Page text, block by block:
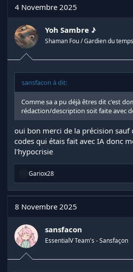
4 Novembre 2025
Yoh Sambre ♪
Shaman Fou / Gardien du
sansfacon à dit:
Comme sa a pu déjà êtres dit c'est
rédaction/description soit faite avec
oui bon merci de la précision sauf
codes qui étais fait avec IA donc
l'hypocrisie
R
a
c
t
i
n
s
:
Gariox28
8 Novembre 2025
sansfacon
EssentialV Team's - Sansfaçon